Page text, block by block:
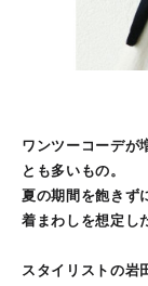
ワンツーコーデが
とも多いもの。
夏の期間を飽きず
着まわしを想定し
スタイリストの岩